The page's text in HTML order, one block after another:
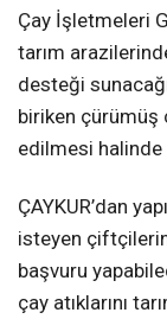
Çay İşletmeleri
tarım
desteği
biriken çürümüş
edilmesi
ÇAYKUR’dan
isteyen
başvuru
çay atıklarını